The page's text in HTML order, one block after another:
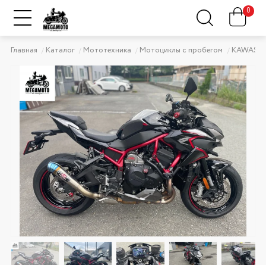
0
Главная Каталог Мототехника Мотоциклы с пробегом